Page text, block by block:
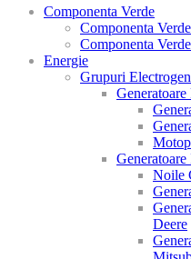
Componenta Verde
Componenta
Componenta
Energie
Grupuri
Noile
Deere